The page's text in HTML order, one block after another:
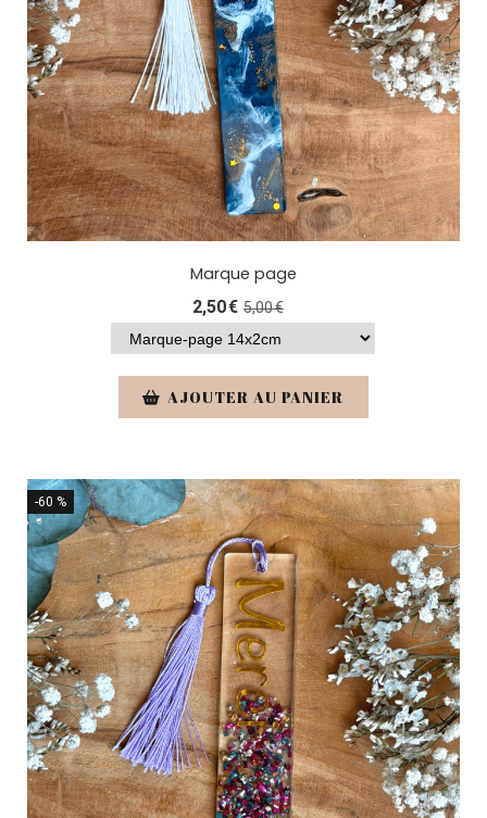
Marque page
2,50€ 5,00€
AJOUTER AU PANIER
-60 %